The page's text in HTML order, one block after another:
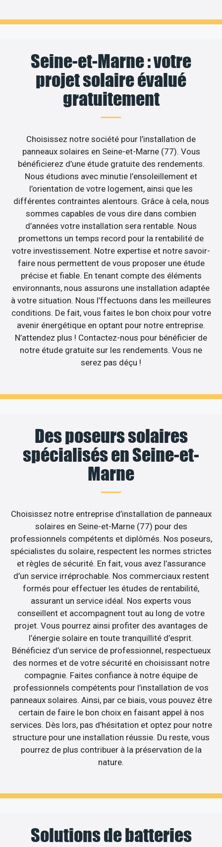
Seine-et-Marne : votre
projet solaire évalué
gratuitement
Choisissez notre société pour l’installation de
panneaux solaires en Seine-et-Marne (77). Vous
bénéficierez d’une étude gratuite des rendements.
Nous étudions avec minutie l’ensoleillement et
l’orientation de votre logement, ainsi que les
différentes contraintes alentours. Grâce à cela, nous
sommes capables de vous dire dans combien
d’années votre installation sera rentable. Nous
promettons un temps record pour la rentabilité de
votre investissement. Notre expertise et notre savoir-
faire nous permettent de vous proposer une étude
précise et fiable. En tenant compte des éléments
environnants, nous assurons une installation adaptée
à votre situation. Nous l’ffectuons dans les meilleures
conditions. De fait, vous faites le bon choix pour votre
avenir énergétique en optant pour notre entreprise.
N’attendez plus ! Contactez-nous pour bénéficier de
notre étude gratuite sur les rendements. Vous ne
serez pas déçu !
Des poseurs solaires
spécialisés en Seine-et-
Marne
Choisissez notre entreprise d’installation de panneaux
solaires en Seine-et-Marne (77) pour des
professionnels compétents et diplômés. Nos poseurs,
spécialistes du solaire, respectent les normes strictes
et règles de sécurité. En fait, vous avez l’assurance
d’un service irréprochable. Nos commerciaux restent
formés pour effectuer les études de rentabilité,
assurant un service idéal. Nos experts vous
conseillent et accompagnent tout au long de votre
projet. Vous pourrez ainsi profiter des avantages de
l’énergie solaire en toute tranquillité d’esprit.
Bénéficiez d’un service de professionnel, respectueux
des normes et de votre sécurité en choisissant notre
compagnie. Faites confiance à notre équipe de
professionnels compétents pour l’installation de vos
panneaux solaires. Ainsi, par ce biais, vous pouvez être
certain de faire le bon choix en faisant appel à nos
services. Dès lors, pas d’hésitation et optez pour notre
structure pour une installation réussie. Du reste, vous
pourrez de plus contribuer à la préservation de la
nature.
Solutions de batteries